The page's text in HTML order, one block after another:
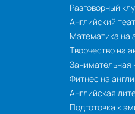
Разговорный
Английский
Математика на
Творчество на
Занимательная
Фитнес на
Английская
Подготовка к